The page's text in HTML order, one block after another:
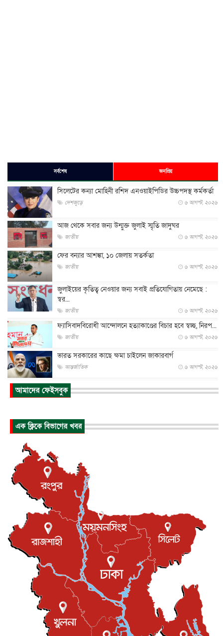
সর্বশেষ জনপ্রিয়
সিলেটের কন্যা মোহিনী রশিদ এনওয়াইপিডির উচ্চপদস্থ কর্মকর্তা
দেশজুড়ে ৬ আগস্ট, ২০২৬
আজ থেকে সবার জন্য উন্মুক্ত জুলাই স্মৃতি জাদুঘর
জাতীয় ৬ আগস্ট, ২০২৬
ফের বন্যার আশঙ্কা, ১০ জেলায় সতর্কতা
জাতীয় ৬ আগস্ট, ২০২৬
জুলাইয়ের কৃতিত্ব নেওয়ার জন্য সবাই প্রতিযোগিতায় নেমেছে :
স্বর...
জাতীয় ৬ আগস্ট, ২০২৬
ফ্যাসিবাদবিরোধী আন্দোলনে হত্যাকাণ্ডের বিচার হবে স্বচ্ছ, নিরপ...
জাতীয় ৬ আগস্ট, ২০২৬
ভারত সরকারের কাছে ক্ষমা চাইলেন জাকারবার্গ
আন্তর্জাতিক ৬ আগস্ট, ২০২৬
আকাশে ট্রাম্পের হেলিকপ্টার ও যাত্রীবাহী বিমান মুখোমুখি, তদন্...
আন্তর্জাতিক
আন্তর্জাতিক ৬ আগস্ট, ২০২৬
টি-টোয়েন্টি ইতিহাসের সর্বোচ্চ রানের মালিক এখন জস বাটলার
বস্তিতে কেটেছে শৈশব, আজ মুম্বাইয়ে দুই বাড়ির মালিক
বিনোদন ৬ আগস্ট, ২০২৬
যুক্তরাজ্যে বসবাসরত জাতীয়তাবাদী কুলাউড়াবাসীর মত বিনিময়
সভা...
ইউকে কমিউনিটি ৫ আগস্ট, ২০২৬
প্রধানমন্ত্রীকে সৌদি আরব সফরের আমন্ত্রণ
জাতীয় ৫ আগস্ট, ২০২৬
জুলাই গণ-অভ্যুত্থান দিবস আজ, স্মরণে দেশজুড়ে কর্মসূচি
জাতীয় ৫ আগস্ট, ২০২৬
জনগণ পরিবর্তন চেয়েছে বলেই জুলাই আন্দোলন সফল :
আমাদের ফেইসবুক
এক ক্লিকে বিভাগের খবর